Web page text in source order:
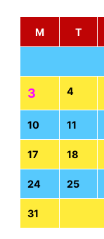
M
T
3 4
10 11
17 18
24 25
31